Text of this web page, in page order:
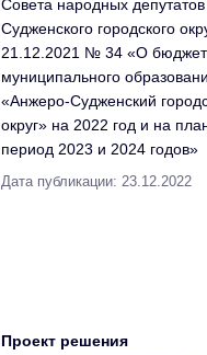
Совета народных
Судженского городского
21.12.2021 № 34 «О
муниципального
«Анжеро-Судженский
округ» на 2022 год и на
период 2023 и 2024 годов»
Дата публикации: 23.12.2022
Проект решения